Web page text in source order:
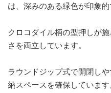
は、深みのある緑色が印象的
クロコダイル柄の型押しが
さを両立しています。
ラウンドジップ式で開閉し
納スペースを確保しています